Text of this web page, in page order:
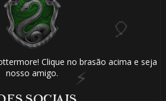
Clique no brasão acima e seja
nosso amigo.
1️⃣
⚡